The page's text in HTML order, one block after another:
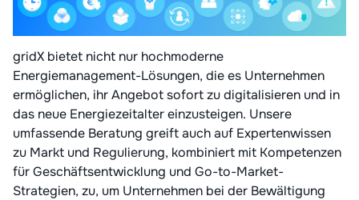
gridX bietet nicht nur hochmoderne
Energiemanagement-Lösungen, die es Unternehmen
ermöglichen, ihr Angebot sofort zu digitalisieren und in
das neue Energiezeitalter einzusteigen. Unsere
umfassende Beratung greift auch auf Expertenwissen
zu Markt und Regulierung, kombiniert mit Kompetenzen
für Geschäftsentwicklung und Go-to-Market-
Strategien, zu, um Unternehmen bei der Bewältigung